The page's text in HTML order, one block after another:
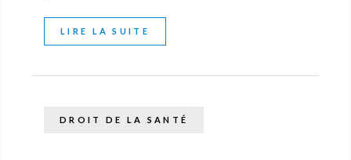
LIRE LA SUITE
DROIT DE LA SANTÉ